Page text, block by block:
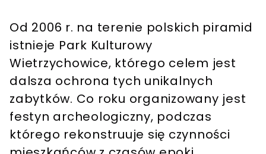
Od 2006 r. na terenie polskich piramid
istnieje Park Kulturowy
Wietrzychowice, którego celem jest
dalsza ochrona tych unikalnych
zabytków. Co roku organizowany jest
festyn archeologiczny, podczas
którego rekonstruuje się czynności